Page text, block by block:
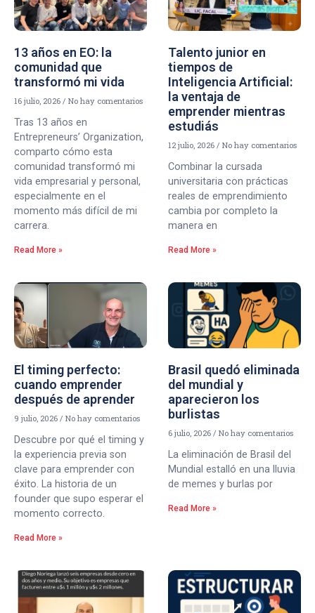
13 años en EO: la
comunidad que
transformó mi vida
16 julio, 2026 No hay comentarios
Tras 13 años en
Entrepreneurs’ Organization,
comparto cómo esta
comunidad transformó mi
vida empresarial y personal,
especialmente en el
momento más difícil de mi
carrera.
Read More »
Talento junior en
tiempos de
Inteligencia Artificial:
la ventaja de
emprender mientras
estudiás
12 julio, 2026 No hay comentarios
Combinar la cursada
universitaria con prácticas
reales de emprendimiento
cambia por completo la
manera en
Read More »
El timing perfecto:
cuando emprender
después de aprender
9 julio, 2026 No hay comentarios
Descubre por qué el timing y
la experiencia previa son
clave para emprender con
éxito. La historia de un
founder que supo esperar el
momento correcto.
Read More »
Brasil quedó eliminada
del mundial y
aparecieron los
burlistas
6 julio, 2026 No hay comentarios
La eliminación de Brasil del
Mundial estalló en una lluvia
de memes y burlas por
Read More »